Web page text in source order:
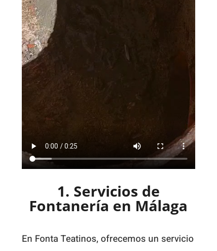
1. Servicios de
Fontanería en Málaga
En Fonta Teatinos, ofrecemos un servicio